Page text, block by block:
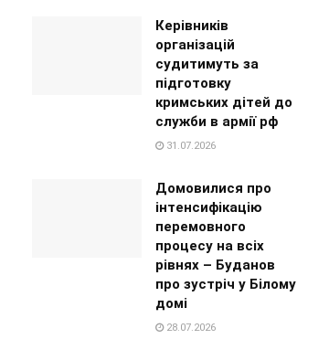
Керівників
організацій
судитимуть за
підготовку
кримських дітей до
служби в армії рф
31.07.2026
Домовилися про
інтенсифікацію
перемовного
процесу на всіх
рівнях – Буданов
про зустріч у Білому
домі
28.07.2026